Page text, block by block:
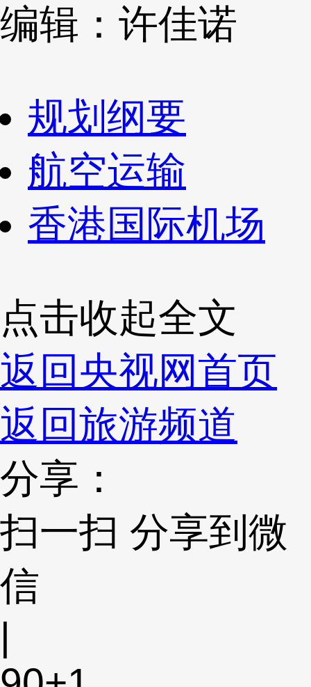
编辑：许佳诺
规划纲要
航空运输
香港国际机场
点击收起全文
返回央视网首页
返回旅游频道
分享：
扫一扫 分享到微
信
|